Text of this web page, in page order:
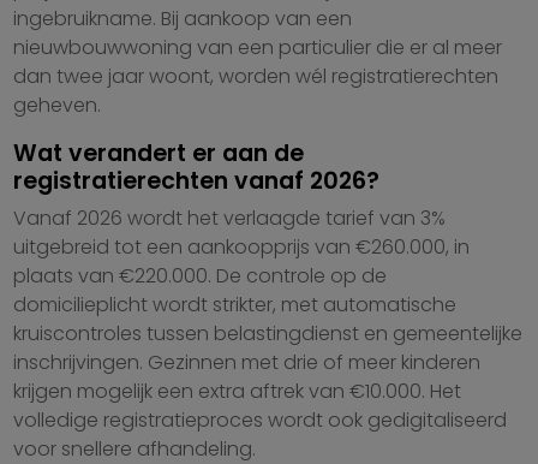
ingebruikname. Bij aankoop van een
nieuwbouwwoning van een particulier die er al meer
dan twee jaar woont, worden wél registratierechten
geheven.
Wat verandert er aan de
registratierechten vanaf 2026?
Vanaf 2026 wordt het verlaagde tarief van 3%
uitgebreid tot een aankoopprijs van €260.000, in
plaats van €220.000. De controle op de
domicilieplicht wordt strikter, met automatische
kruiscontroles tussen belastingdienst en gemeentelijke
inschrijvingen. Gezinnen met drie of meer kinderen
krijgen mogelijk een extra aftrek van €10.000. Het
volledige registratieproces wordt ook gedigitaliseerd
voor snellere afhandeling.